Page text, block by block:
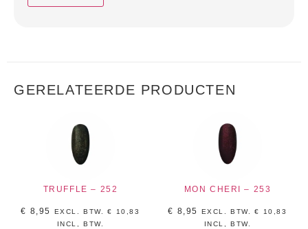
GERELATEERDE PRODUCTEN
TRUFFLE – 252
€ 8,95 EXCL. BTW.€
10,83
INCL, BTW.
MON CHERI – 253
€ 8,95 EXCL. BTW.€
10,83
INCL, BTW.